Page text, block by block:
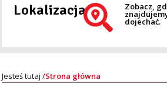
Lokalizacja Zobacz,
dojechać.
Strona główna